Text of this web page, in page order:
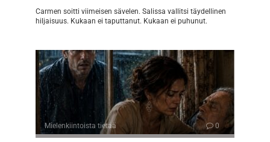
Carmen soitti viimeisen sävelen. Salissa vallitsi täydellinen
hiljaisuus. Kukaan ei taputtanut. Kukaan ei puhunut.
Mielenkiintoista tietää 0